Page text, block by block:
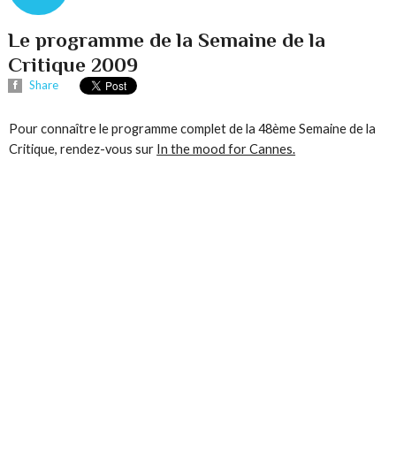
Le programme de la Semaine de la
Critique 2009
Share
Pour connaître le programme complet de la 48ème Semaine de la
Critique, rendez-vous sur In the mood for Cannes.